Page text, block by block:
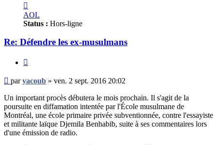
yacoub
AOL
Status : Hors-ligne
Re: Défendre les ex-musulmans
Message
non
lu
paryacoub » ven. 2 sept. 2016 20:02
Un important procès débutera le mois prochain. Il s'agit de la
poursuite en diffamation intentée par l'École musulmane de
Montréal, une école primaire privée subventionnée, contre l'essayiste
et militante laïque Djemila Benhabib, suite à ses commentaires lors
d'une émission de radio.